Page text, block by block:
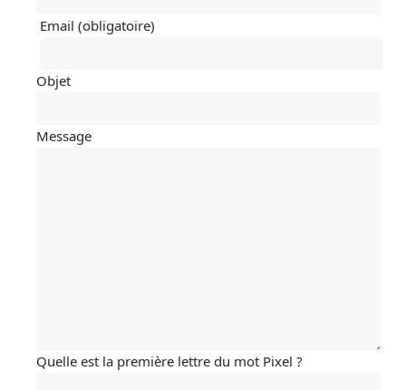
Email (obligatoire)
Objet
Message
Quelle est la première lettre du mot Pixel ?